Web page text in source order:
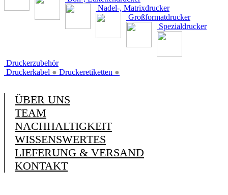
Nadel-, Matrixdrucker
Großformatdrucker
Spezialdrucker
Druckerzubehör
Druckerkabel ● Druckeretiketten ●
ÜBER UNS
TEAM
NACHHALTIGKEIT
WISSENSWERTES
LIEFERUNG & VERSAND
KONTAKT